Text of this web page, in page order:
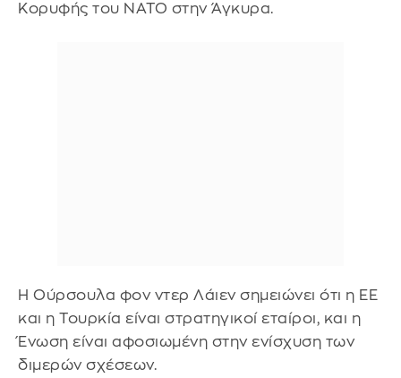
Κορυφής του ΝΑΤΟ στην Άγκυρα.
Η Ούρσουλα φον ντερ Λάιεν σημειώνει ότι η ΕΕ
και η Τουρκία είναι στρατηγικοί εταίροι, και η
Ένωση είναι αφοσιωμένη στην ενίσχυση των
διμερών σχέσεων.